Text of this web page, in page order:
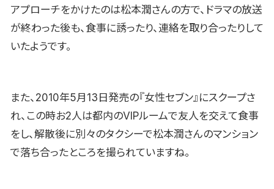
アプローチをかけたのは松本潤さんの方で、ドラマの放送
が終わった後も、食事に誘ったり、連絡を取り合ったりして
いたようです。
また、2010年5月13日発売の『女性セブン』にスクープさ
れ、この時お2人は都内のVIPルームで友人を交えて食事
をし、解散後に別々のタクシーで松本潤さんのマンション
で落ち合ったところを撮られていますね。